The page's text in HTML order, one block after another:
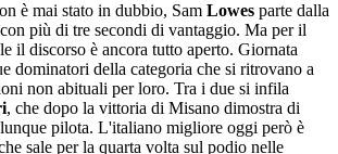
è mai stato in dubbio, Sam Lowes parte dalla
più di tre secondi di vantaggio. Ma per il
il discorso è ancora tutto aperto. Giornata
dominatori della categoria che si ritrovano a
non abituali per loro. Tra i due si infila
, che dopo la vittoria di Misano dimostra di
pilota. L'italiano migliore oggi però è
sale per la quarta volta sul podio nelle